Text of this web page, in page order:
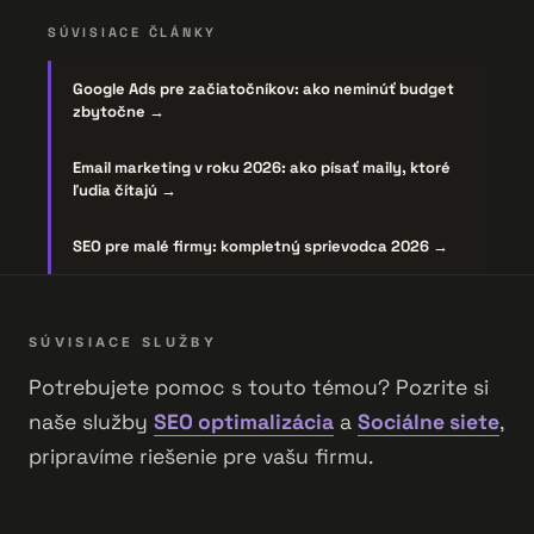
SÚVISIACE ČLÁNKY
Google Ads pre začiatočníkov: ako neminúť budget
zbytočne →
Email marketing v roku 2026: ako písať maily, ktoré
ľudia čítajú →
SEO pre malé firmy: kompletný sprievodca 2026 →
SÚVISIACE SLUŽBY
Potrebujete pomoc s touto témou? Pozrite si
naše služby SEO optimalizácia a Sociálne siete,
pripravíme riešenie pre vašu firmu.